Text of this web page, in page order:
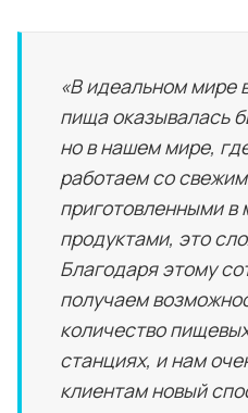
«В идеальном мире
пища оказывалась
но в нашем мире,
работаем со
приготовленными в
продуктами, это
Благодаря этому
получаем
количество
станциях, и нам
клиентам новый